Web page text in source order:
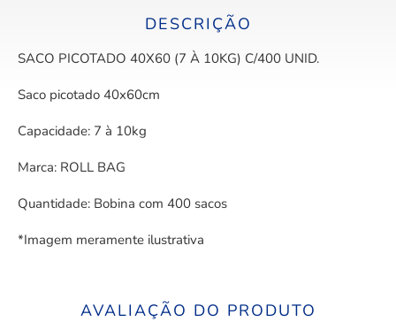
DESCRIÇÃO
SACO PICOTADO 40X60 (7 À 10KG) C/400 UNID.
Saco picotado 40x60cm
Capacidade: 7 à 10kg
Marca: ROLL BAG
Quantidade: Bobina com 400 sacos
*Imagem meramente ilustrativa
AVALIAÇÃO DO PRODUTO